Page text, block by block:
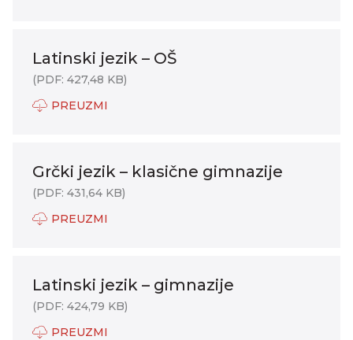
Latinski jezik – OŠ
(PDF: 427,48 KB)
PREUZMI
Grčki jezik – klasične gimnazije
(PDF: 431,64 KB)
PREUZMI
Latinski jezik – gimnazije
(PDF: 424,79 KB)
PREUZMI